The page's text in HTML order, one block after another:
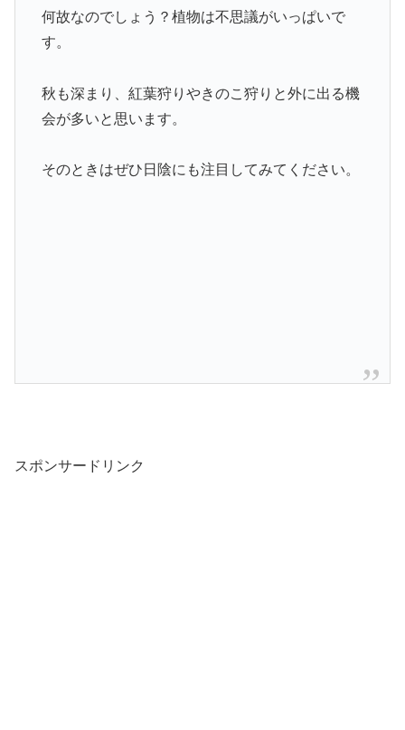
何故なのでしょう？植物は不思議がいっぱいで
す。
秋も深まり、紅葉狩りやきのこ狩りと外に出る機
会が多いと思います。
そのときはぜひ日陰にも注目してみてください。
スポンサードリンク